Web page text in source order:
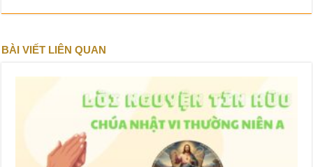
BÀI VIẾT LIÊN QUAN